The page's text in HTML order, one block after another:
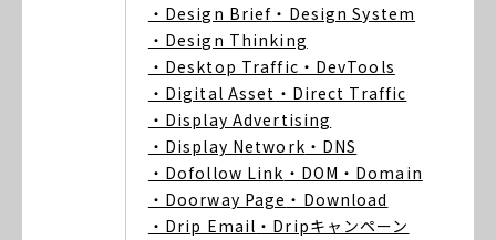
・Design Brief ・Design System
・Design Thinking
・Desktop Traffic ・DevTools
・Digital Asset ・Direct Traffic
・Display Advertising
・Display Network ・DNS
・Dofollow Link ・DOM ・Domain
・Doorway Page ・Download
・Drip Email ・Dripキャンペーン